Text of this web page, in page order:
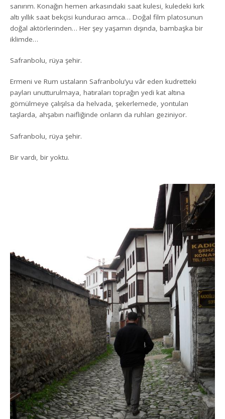
sanırım. Konağın hemen arkasındaki saat kulesi, kuledeki kırk
altı yıllık saat bekçisi kunduracı amca… Doğal film platosunun
doğal aktörlerinden… Her şey yaşamın dışında, bambaşka bir
iklimde…
Safranbolu, rüya şehir.
Ermeni ve Rum ustaların Safranbolu’yu vâr eden kudretteki
payları unutturulmaya, hatıraları toprağın yedi kat altına
gömülmeye çalışılsa da helvada, şekerlemede, yontulan
taşlarda, ahşabın naifliğinde onların da ruhları geziniyor.
Safranbolu, rüya şehir.
Bir vardı, bir yoktu.